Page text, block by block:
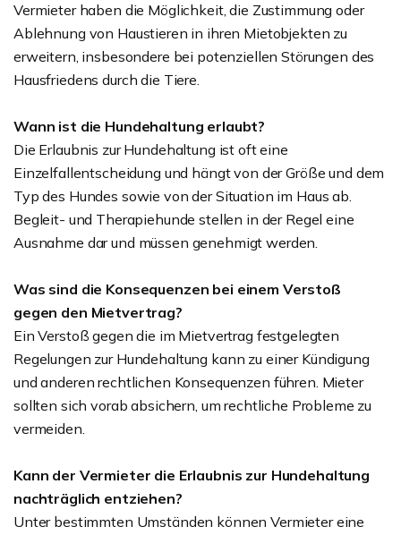
Vermieter haben die Möglichkeit, die Zustimmung oder
Ablehnung von Haustieren in ihren Mietobjekten zu
erweitern, insbesondere bei potenziellen Störungen des
Hausfriedens durch die Tiere.
Wann ist die Hundehaltung erlaubt?
Die Erlaubnis zur Hundehaltung ist oft eine
Einzelfallentscheidung und hängt von der Größe und dem
Typ des Hundes sowie von der Situation im Haus ab.
Begleit- und Therapiehunde stellen in der Regel eine
Ausnahme dar und müssen genehmigt werden.
Was sind die Konsequenzen bei einem Verstoß
gegen den Mietvertrag?
Ein Verstoß gegen die im Mietvertrag festgelegten
Regelungen zur Hundehaltung kann zu einer Kündigung
und anderen rechtlichen Konsequenzen führen. Mieter
sollten sich vorab absichern, um rechtliche Probleme zu
vermeiden.
Kann der Vermieter die Erlaubnis zur Hundehaltung
nachträglich entziehen?
Unter bestimmten Umständen können Vermieter eine